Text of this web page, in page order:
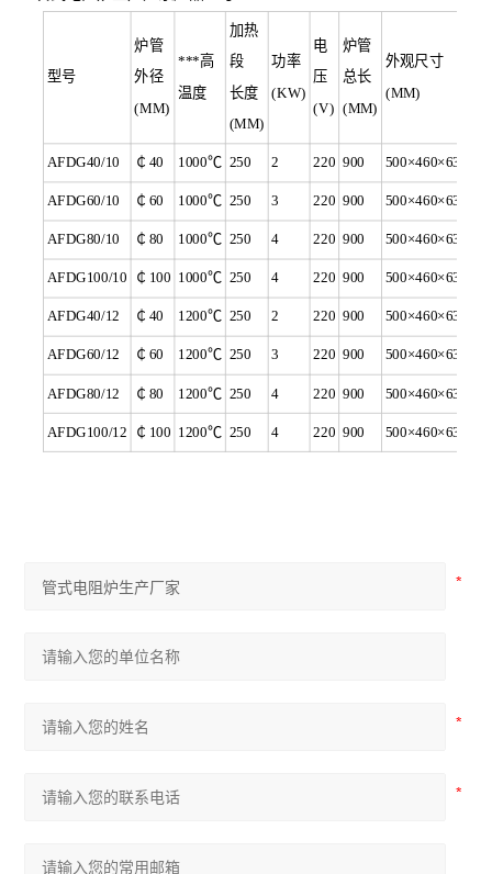
型号
炉管
外径
(MM)
***高
温度
加热
段
长度
(MM)
功率
(KW)
电
压
(V)
炉管
总长
(MM)
外观尺寸
(MM)
AFDG40/10 ￠40 1000℃ 250 2 220 900 500×460×630
AFDG60/10 ￠60 1000℃ 250 3 220 900 500×460×630
AFDG80/10 ￠80 1000℃ 250 4 220 900 500×460×630
AFDG100/10 ￠100 1000℃ 250 4 220 900 500×460×630
AFDG40/12 ￠40 1200℃ 250 2 220 900 500×460×630
AFDG60/12 ￠60 1200℃ 250 3 220 900 500×460×630
AFDG80/12 ￠80 1200℃ 250 4 220 900 500×460×630
AFDG100/12 ￠100 1200℃ 250 4 220 900 500×460×630